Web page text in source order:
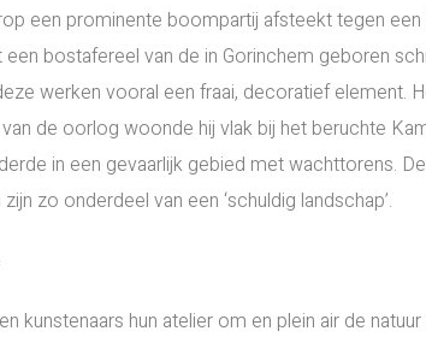
een prominente boompartij afsteekt tegen
bostafereel van de in Gorinchem geboren
werken vooral een fraai, decoratief element.
de oorlog woonde hij vlak bij het beruchte
in een gevaarlijk gebied met wachttorens.
zo onderdeel van een ‘schuldig landschap’.
kunstenaars hun atelier om en plein air de